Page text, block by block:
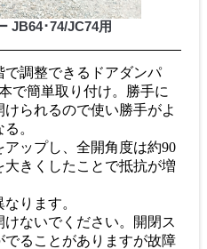
JB64･74/JC74用
調整できるドアダンパ
で簡単取り付け。勝手に
られるので使い勝手がよ
。
ップし、全開角度は約90
きくしたことで抵抗が増
ります。
ないでください。開閉ス
でることがありますが故障